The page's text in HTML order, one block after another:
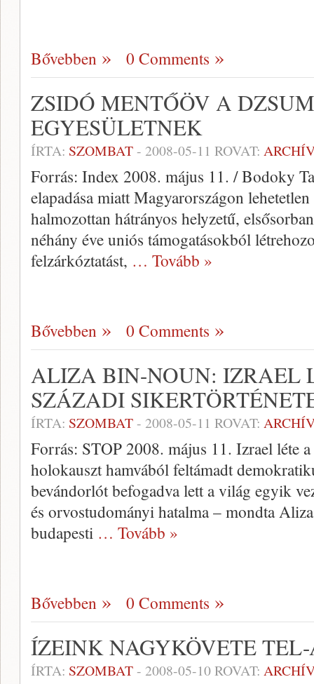
Bővebben 0 Comments
ZSIDÓ MENTŐÖV A
EGYESÜLETNEK
ÍRTA: SZOMBAT- 2008-05-11 ROVAT:
Forrás: Index 2008. május 11. / Bodoky
elapadása miatt Magyarországon
halmozottan hátrányos helyzetű,
néhány éve uniós támogatásokból
felzárkóztatást, … Tovább »
Bővebben 0 Comments
ALIZA BIN-NOUN: IZRAEL
SZÁZADI
ÍRTA: SZOMBAT- 2008-05-11 ROVAT:
Forrás: STOP 2008. május 11. Izrael léte
holokauszt hamvából feltámadt
bevándorlót befogadva lett a világ egyik
és orvostudományi hatalma – mondta
budapesti … Tovább »
Bővebben 0 Comments
ÍZEINK NAGYKÖVETE
ÍRTA: SZOMBAT- 2008-05-10ROVAT: